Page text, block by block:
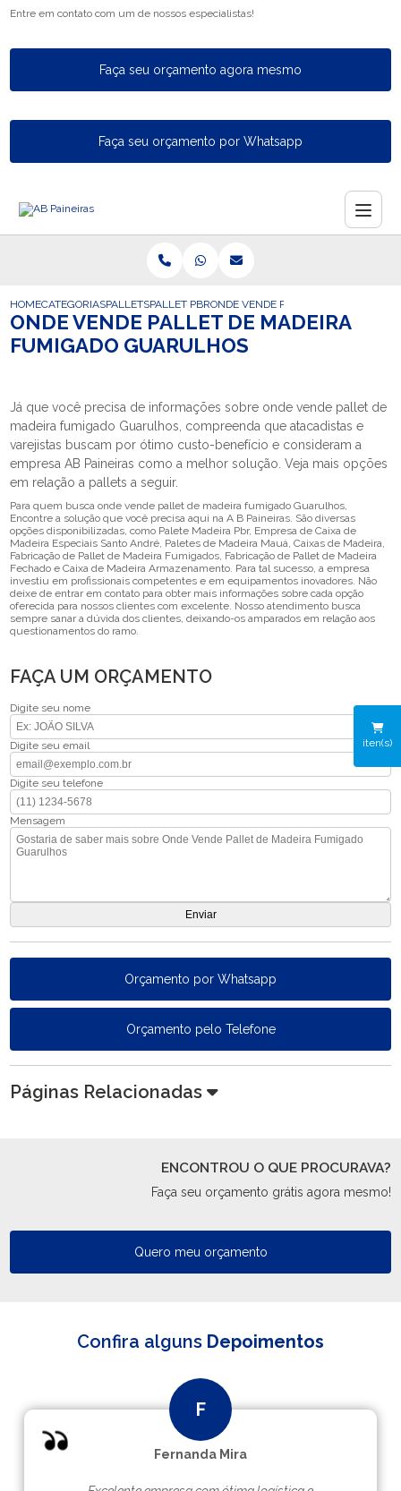
Entre em contato com um de nossos especialistas!
Faça seu orçamento agora mesmo
Faça seu orçamento por Whatsapp
iten(s)
HOMECATEGORIASPALLETSPALLET PBRONDE VENDE PALLET DE MADEIRA
ONDE VENDE PALLET DE MADEIRA
FUMIGADO GUARULHOS
Já que você precisa de informações sobre onde vende pallet de
madeira fumigado Guarulhos, compreenda que atacadistas e
varejistas buscam por ótimo custo-benefício e consideram a
empresa AB Paineiras como a melhor solução. Veja mais opções
em relação a pallets a seguir.
Para quem busca onde vende pallet de madeira fumigado Guarulhos,
Encontre a solução que você precisa aqui na A B Paineiras. São diversas
opções disponibilizadas, como Palete Madeira Pbr, Empresa de Caixa de
Madeira Especiais Santo André, Paletes de Madeira Mauá, Caixas de Madeira,
Fabricação de Pallet de Madeira Fumigados, Fabricação de Pallet de Madeira
Fechado e Caixa de Madeira Armazenamento. Para tal sucesso, a empresa
investiu em profissionais competentes e em equipamentos inovadores. Não
deixe de entrar em contato para obter mais informações sobre cada opção
oferecida para nossos clientes com excelente. Nosso atendimento busca
sempre sanar a dúvida dos clientes, deixando-os amparados em relação aos
questionamentos do ramo.
FAÇA UM ORÇAMENTO
Digite seu nome
Digite seu email
Digite seu telefone
Mensagem
Orçamento por Whatsapp
Orçamento pelo Telefone
Páginas Relacionadas
ENCONTROU O QUE PROCURAVA?
Faça seu orçamento grátis agora mesmo!
Quero meu orçamento
Confira alguns Depoimentos
Fernanda Mira